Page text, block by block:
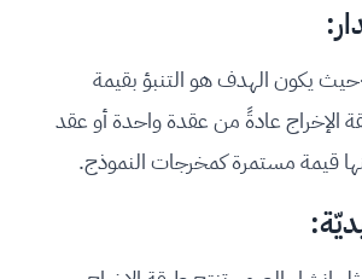
يكون الهدف هو التنبؤ بقيمة
الإخراج عادةً من عقدة واحدة أو عقد
قيمة مستمرة كمخرجات النموذج.